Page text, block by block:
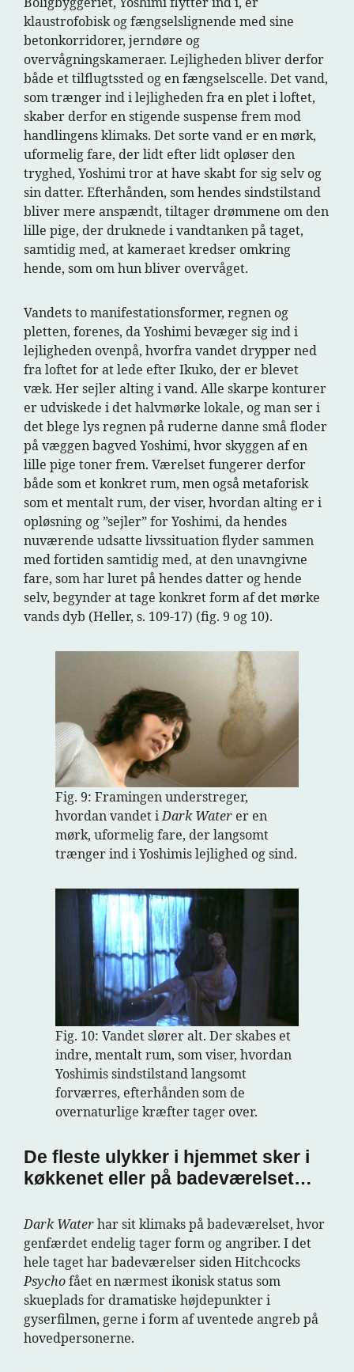
klaustrofobisk og fængselslignende med sine
betonkorridorer, jerndøre og
overvågningskameraer. Lejligheden bliver derfor
både et tilflugtssted og en fængselscelle. Det vand,
som trænger ind i lejligheden fra en plet i loftet,
skaber derfor en stigende suspense frem mod
handlingens klimaks. Det sorte vand er en mørk,
uformelig fare, der lidt efter lidt opløser den
tryghed, Yoshimi tror at have skabt for sig selv og
sin datter. Efterhånden, som hendes sindstilstand
bliver mere anspændt, tiltager drømmene om den
lille pige, der druknede i vandtanken på taget,
samtidig med, at kameraet kredser omkring
hende, som om hun bliver overvåget.
Vandets to manifestationsformer, regnen og
pletten, forenes, da Yoshimi bevæger sig ind i
lejligheden ovenpå, hvorfra vandet drypper ned
fra loftet for at lede efter Ikuko, der er blevet
væk. Her sejler alting i vand. Alle skarpe konturer
er udviskede i det halvmørke lokale, og man ser i
det blege lys regnen på ruderne danne små floder
på væggen bagved Yoshimi, hvor skyggen af en
lille pige toner frem. Værelset fungerer derfor
både som et konkret rum, men også metaforisk
som et mentalt rum, der viser, hvordan alting er i
opløsning og ”sejler” for Yoshimi, da hendes
nuværende udsatte livssituation flyder sammen
med fortiden samtidig med, at den unavngivne
fare, som har luret på hendes datter og hende
selv, begynder at tage konkret form af det mørke
vands dyb (Heller, s. 109-17) (fig. 9 og 10).
Fig. 9: Framingen understreger,
hvordan vandet iDark Water er en
mørk, uformelig fare, der langsomt
trænger ind i Yoshimis lejlighed og sind.
Fig. 10: Vandet slører alt. Der skabes et
indre, mentalt rum, som viser, hvordan
Yoshimis sindstilstand langsomt
forværres, efterhånden som de
overnaturlige kræfter tager over.
De fleste ulykker i hjemmet sker i
køkkenet eller på badeværelset…
Dark Waterhar sit klimaks på badeværelset, hvor
genfærdet endelig tager form og angriber. I det
hele taget har badeværelser siden Hitchcocks
Psychofået en nærmest ikonisk status som
skueplads for dramatiske højdepunkter i
gyserfilmen, gerne i form af uventede angreb på
hovedpersonerne.